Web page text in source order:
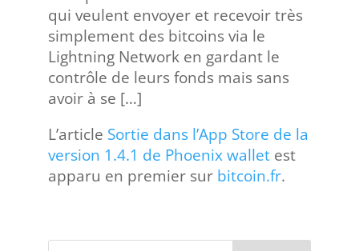
qui veulent envoyer et recevoir très
simplement des bitcoins via le
Lightning Network en gardant le
contrôle de leurs fonds mais sans
avoir à se […]
L’article Sortie dans l’App Store de la
version 1.4.1 de Phoenix walletest
apparu en premier sur bitcoin.fr.